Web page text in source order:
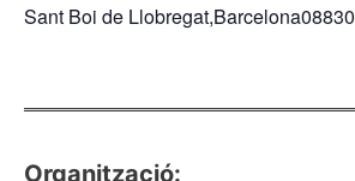
Sant Boi de Llobregat,Barcelona08830
Organització: